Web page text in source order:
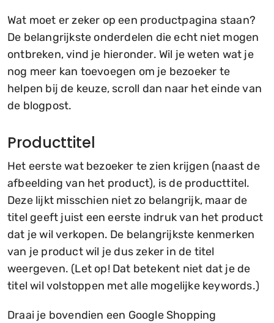
Wat moet er zeker op een productpagina staan?
De belangrijkste onderdelen die echt niet mogen
ontbreken, vind je hieronder. Wil je weten wat je
nog meer kan toevoegen om je bezoeker te
helpen bij de keuze, scroll dan naar het einde van
de blogpost.
Producttitel
Het eerste wat bezoeker te zien krijgen (naast de
afbeelding van het product), is de producttitel.
Deze lijkt misschien niet zo belangrijk, maar de
titel geeft juist een eerste indruk van het product
dat je wil verkopen. De belangrijkste kenmerken
van je product wil je dus zeker in de titel
weergeven. (Let op! Dat betekent niet dat je de
titel wil volstoppen met alle mogelijke keywords.)
Draai je bovendien een Google Shopping